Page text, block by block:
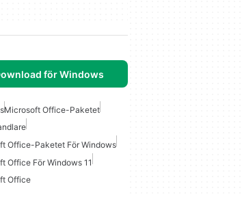
för Windows
Microsoft Office-Paketet
Office-Paketet För Windows
Office För Windows 11
Office